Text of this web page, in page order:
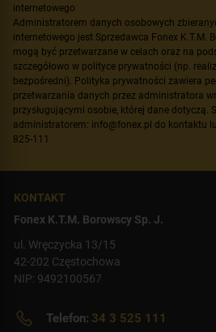
internetowego
Administratorem danych osobowych
internetowego jest Sprzedawca Fonex K.T.M.
mogą być przetwarzane w celach oraz na
szczegółowo w polityce prywatności (np.
bezpośredni). Polityka prywatności zawiera
przetwarzania danych przez administratora
przysługującymi osobie, której dane dotyczą.
administratorem: info@fonex.pl do kontaktu
825-111
KONTAKT
Fonex K.T.M. Borowscy Sp. J.
ul. Wręczycka 13/15
42-202 Częstochowa
NIP: 9492100567
Telefon: 34 3 525 111